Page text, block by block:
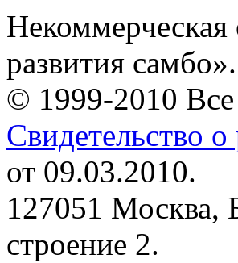
развития самбо».
© 1999-2010
Свидетельство
от 09.03.2010.
127051 Москва,
строение 2.